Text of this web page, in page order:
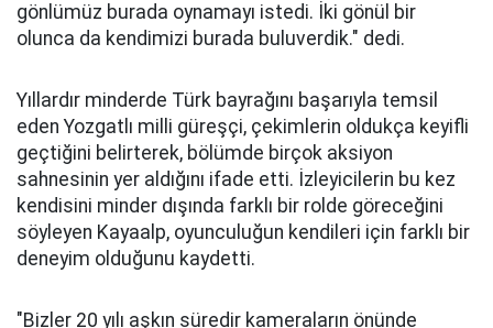
gönlümüz burada oynamayı istedi. İki gönül bir
olunca da kendimizi burada buluverdik." dedi.
Yıllardır minderde Türk bayrağını başarıyla temsil
eden Yozgatlı milli güreşçi, çekimlerin oldukça keyifli
geçtiğini belirterek, bölümde birçok aksiyon
sahnesinin yer aldığını ifade etti. İzleyicilerin bu kez
kendisini minder dışında farklı bir rolde göreceğini
söyleyen Kayaalp, oyunculuğun kendileri için farklı bir
deneyim olduğunu kaydetti.
"Bizler 20 yılı aşkın süredir kameraların önünde